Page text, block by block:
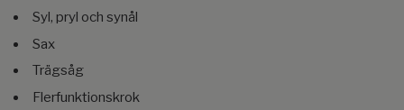
Syl, pryl och synål
Sax
Trägsåg
Flerfunktionskrok